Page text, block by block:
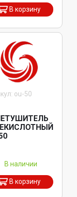
В корзину
ou-50
В наличии
В корзину